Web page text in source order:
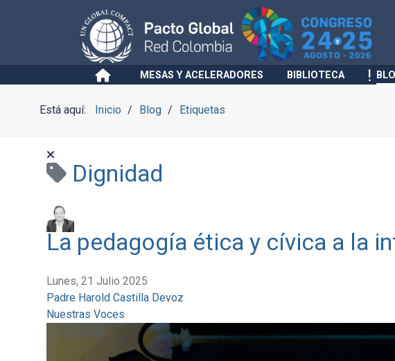
MESAS Y ACELERADORES BIBLIOTECA
Está aquí: Inicio Blog Etiquetas
Dignidad
La pedagogía ética y cívica a la
Lunes, 21 Julio 2025
Padre Harold Castilla Devoz
Nuestras Voces